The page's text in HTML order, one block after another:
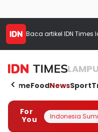
Baca artikel IDN Times
HomeFoodNewsSport
For
You
Indonesia